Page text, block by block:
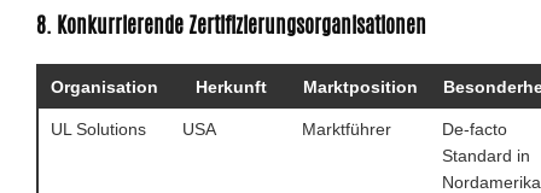
8. Konkurrierende Zertifizierungsorganisationen
Organisation Herkunft Marktposition
UL Solutions USA Marktführer
De-facto
Standard in
Nordamerika